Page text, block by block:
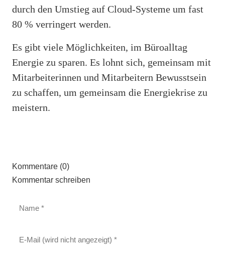
durch den Umstieg auf Cloud-Systeme um fast
80 % verringert werden.
Es gibt viele Möglichkeiten, im Büroalltag
Energie zu sparen. Es lohnt sich, gemeinsam mit
Mitarbeiterinnen und Mitarbeitern Bewusstsein
zu schaffen, um gemeinsam die Energiekrise zu
meistern.
Kommentare (0)
Kommentar schreiben